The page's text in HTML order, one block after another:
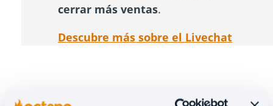
cerrar más ventas.
Descubre más sobre el Livechat